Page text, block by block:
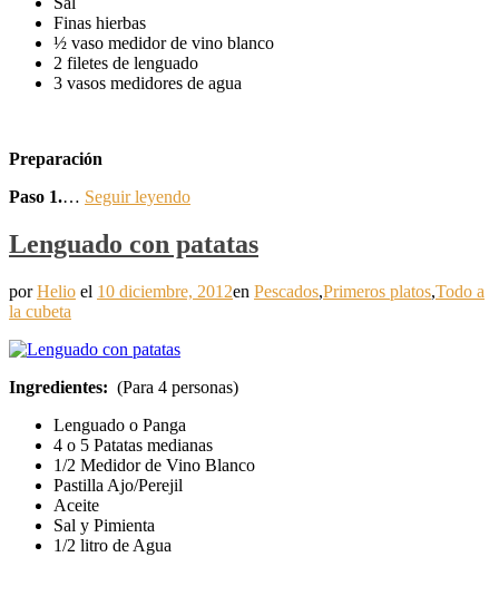
Finas hierbas
½ vaso medidor de vino blanco
2 filetes de lenguado
3 vasos medidores de agua
Preparación
Paso 1.… Seguir leyendo
Lenguado con patatas
porHelio el 10 diciembre, 2012en Pescados,Primeros platos,Todo a
la cubeta
Ingredientes: (Para 4 personas)
Lenguado o Panga
4 o 5 Patatas medianas
1/2 Medidor de Vino Blanco
Pastilla Ajo/Perejil
Aceite
Sal y Pimienta
1/2 litro de Agua